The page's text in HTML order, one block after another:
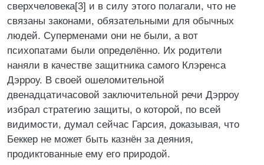
сверхчеловека[3] и в силу этого полагали, что не
связаны законами, обязательными для обычных
людей. Суперменами они не были, а вот
психопатами были определённо. Их родители
наняли в качестве защитника самого Клэренса
Дэрроу. В своей ошеломительной
двенадцатичасовой заключительной речи Дэрроу
избрал стратегию защиты, о которой, по всей
видимости, думал сейчас Гарсия, доказывая, что
Беккер не может быть казнён за деяния,
продиктованные ему его природой.